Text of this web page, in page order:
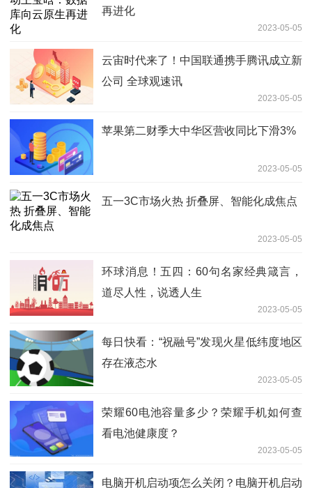
再进化
2023-05-05
云宙时代来了！中国联通携手腾讯成立新
公司 全球观速讯
2023-05-05
苹果第二财季大中华区营收同比下滑3%
2023-05-05
五一3C市场火热 折叠屏、智能化成焦点
2023-05-05
环球消息！五四：60句名家经典箴言，
道尽人性，说透人生
2023-05-05
每日快看：“祝融号”发现火星低纬度地区
存在液态水
2023-05-05
荣耀60电池容量多少？荣耀手机如何查
看电池健康度？
2023-05-05
电脑开机启动项怎么关闭？电脑开机启动